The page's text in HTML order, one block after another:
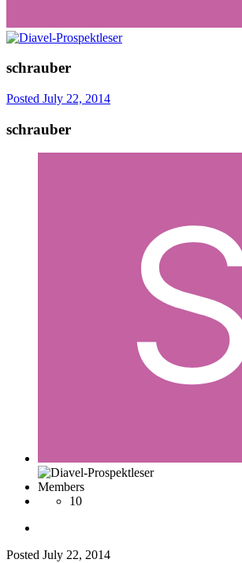
schrauber
Posted July 22, 2014
schrauber
Members
10
Posted July 22, 2014